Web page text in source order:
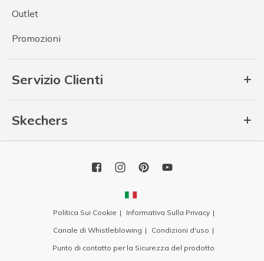
Outlet
Promozioni
Servizio Clienti
Skechers
Politica Sui Cookie
Informativa Sulla Privacy
Canale di Whistleblowing
Condizioni d'uso
Punto di contatto per la Sicurezza del prodotto